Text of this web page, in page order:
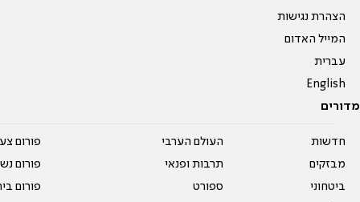
הצהרת נגישות
המייל האדום
עברית
English
מדורים
חדשות
מבזקים
ביטחוני
העולם הערבי
תרבות ופנאי
ספורט
פורום
פורום
פורום